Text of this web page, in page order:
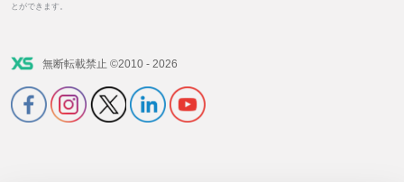
とができます。
無断転載禁止 ©2010 - 2026